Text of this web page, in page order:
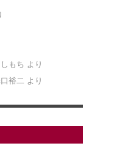
もち より
裕二 より